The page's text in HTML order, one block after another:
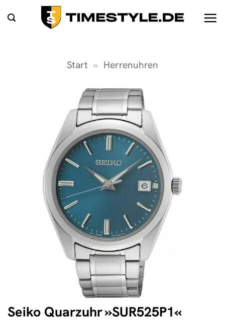
Inhalt
Start » Herrenuhren
Seiko Quarzuhr »SUR525P1«